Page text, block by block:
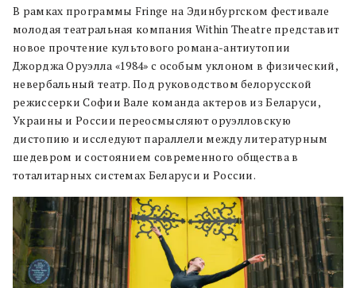
В рамках программы Fringe на Эдинбургском фестивале
молодая театральная компания Within Theatre представит
новое прочтение культового романа-антиутопии
Джорджа Оруэлла «1984» с особым уклоном в физический,
невербальный театр. Под руководством белорусской
режиссерки Софии Вале команда актеров из Беларуси,
Украины и России переосмысляют оруэлловскую
дистопию и исследуют параллели между литературным
шедевром и состоянием современного общества в
тоталитарных системах Беларуси и России.